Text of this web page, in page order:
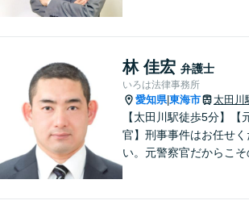
町、東浦町、美浜町、南
町などでお困りの方がい
たらすぐにご相談くだ
林 佳宏 弁護士
いろは法律事務所
愛知県|東海市 太田川
【太田川駅徒歩5分】【
官】刑事事件はお任せく
い。元警察官だからこそ